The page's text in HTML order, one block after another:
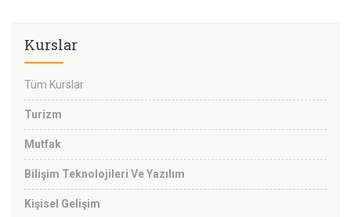
Kurslar
Tüm Kurslar
Turizm
Mutfak
Bilişim Teknolojileri Ve Yazılım
Kişisel Gelişim